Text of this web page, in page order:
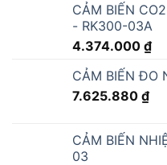
CẢM BIẾN
- RK300-03A
4.374.000 ₫
CẢM BIẾN ĐO
7.625.880 ₫
CẢM BIẾN
03